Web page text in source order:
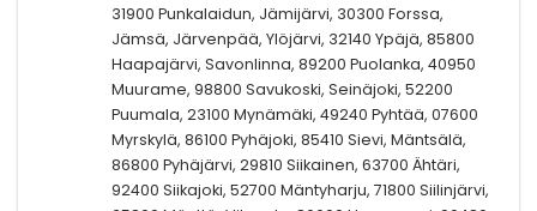
31900 Punkalaidun, Jämijärvi, 30300 Forssa,
Jämsä, Järvenpää, Ylöjärvi, 32140 Ypäjä, 85800
Haapajärvi, Savonlinna, 89200 Puolanka, 40950
Muurame, 98800 Savukoski, Seinäjoki, 52200
Puumala, 23100 Mynämäki, 49240 Pyhtää, 07600
Myrskylä, 86100 Pyhäjoki, 85410 Sievi, Mäntsälä,
86800 Pyhäjärvi, 29810 Siikainen, 63700 Ähtäri,
92400 Siikajoki, 52700 Mäntyharju, 71800 Siilinjärvi,